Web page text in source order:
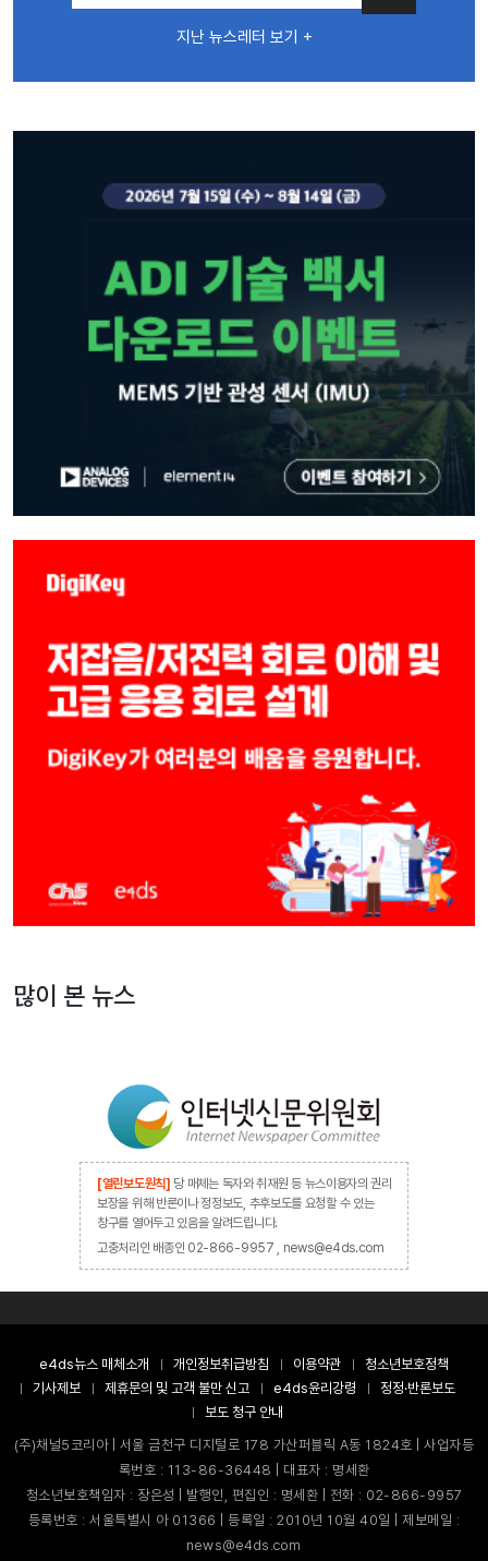
지난 뉴스레터 보기 +
많이 본 뉴스
[열린보도원칙] 당 매체는 독자와 취재원 등 뉴스이용자의 권리
보장을 위해 반론이나 정정보도, 추후보도를 요청할 수 있는
창구를 열어두고 있음을 알려드립니다.
고충처리인 배종인 02-866-9957 , news@e4ds.com
e4ds뉴스 매체소개 개인정보취급방침 이용약관
청소년보호정책
기사제보
제휴문의 및 고객 불만 신고 e4ds윤리강령
정정·반론보도
보도 청구 안내
(주)채널5코리아 | 서울 금천구 디지털로 178 가산퍼블릭 A동 1824호 | 사업자등
록번호 : 113-86-36448 | 대표자 : 명세환
청소년보호책임자 : 장은성 | 발행인, 편집인 : 명세환 | 전화 : 02-866-9957
등록번호 : 서울특별시 아 01366 | 등록일 : 2010년 10월 40일 | 제보메일 :
news@e4ds.com